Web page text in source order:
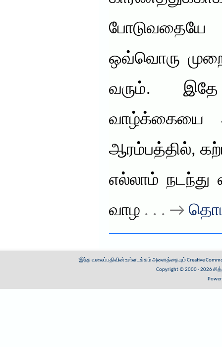
போடுவதையே
ஒவ்வொரு
வரும்.
வாழ்க்கையை
ஆரம்பத்தில்,
எல்லாம் நடந்து
வாழ . . . →
"இந்த வலைப்பதிவின் உள்ளடக்கம் அனைத்தையும்Creative
Copyright © 2000 - 2026